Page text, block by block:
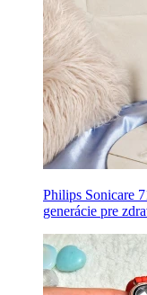
Philips Sonicare
generácie pre